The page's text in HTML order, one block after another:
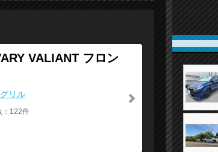
VALIANT フロン
グリル
：122件